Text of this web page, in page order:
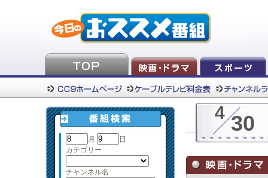
月
日
カテゴリー
チャンネル名
4 30